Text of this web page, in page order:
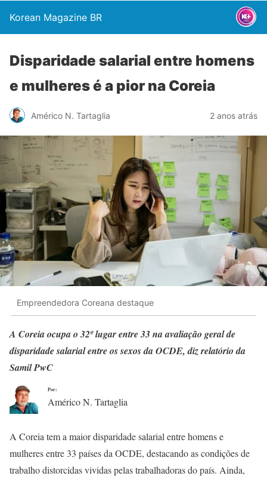
Korean Magazine BR
Disparidade salarial entre homens
e mulheres é a pior na Coreia
Américo N. Tartaglia 2 anos atrás
Empreendedora Coreana destaque
A Coreia ocupa o 32º lugar entre 33 na avaliação geral de
disparidade salarial entre os sexosda OCDE, diz relatório da
Samil PwC
Por:
Américo N. Tartaglia
A Coreia tem a maior disparidade salarial entre homens e
mulheres entre 33 países da OCDE, destacando as condições de
trabalho distorcidas vividas pelas trabalhadoras do país. Ainda,